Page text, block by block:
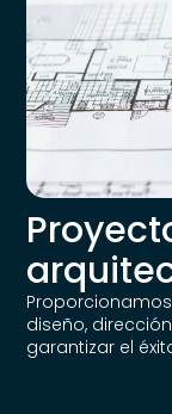
diseño,
garantizar el